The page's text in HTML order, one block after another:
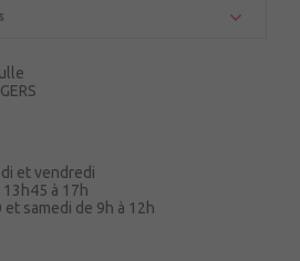
et vendredi
à 17h
samedi de 9h à 12h